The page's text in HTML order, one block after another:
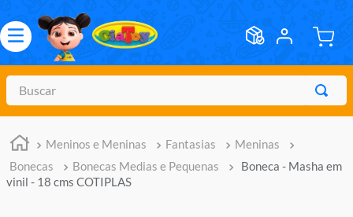
Buscar
Meninos e Meninas Fantasias
Meninas
Bonecas
Bonecas Medias e Pequenas
Boneca - Masha em
vinil - 18 cms COTIPLAS
TERMOS MAIS BUSCADOS
1
meninos
2º
marvel legends